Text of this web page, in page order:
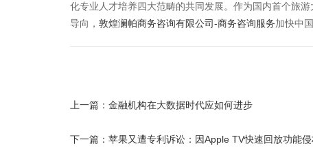
化专业人才培养四大范畴的共同发展。作为国内首个旅
导向， 敦煌澜帕商务咨询有限公司-商务咨询服务加快中
上一篇： 金融机构在大数据时代应如何进步
下一篇： 苹果又遭专利诉讼：因Apple TV快速回放功能侵